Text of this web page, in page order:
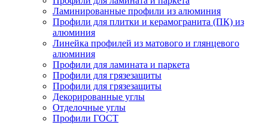
Ламинированные профили из алюминия
Профили для плитки и керамогранита (ПК) из
алюминия
Линейка профилей из матового и глянцевого
алюминия
Профили для ламината и паркета
Профили для грязезащиты
Профили для грязезащиты
Декорированные углы
Отделочные углы
Профили ГОСТ